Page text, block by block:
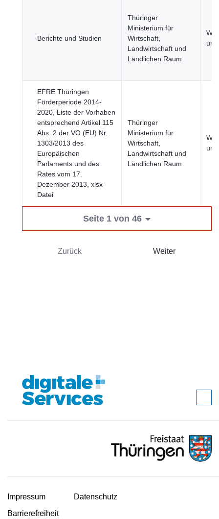
Berichte und Studien
Thüringer
Ministerium für
Wirtschaft,
Landwirtschaft und
Ländlichen Raum
EFRE Thüringen
Förderperiode 2014-
2020, Liste der Vorhaben
entsprechend Artikel 115
Abs. 2 der VO (EU) Nr.
1303/2013 des
Europäischen
Parlaments und des
Rates vom 17.
Dezember 2013, xlsx-
Datei
Thüringer
Ministerium für
Wirtschaft,
Landwirtschaft und
Ländlichen Raum
Seite 1 von 46
Zurück Weiter
Impressum
Datenschutz
Barrierefreiheit